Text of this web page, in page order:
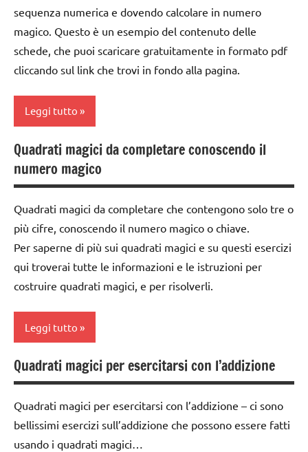
sequenza numerica e dovendo calcolare in numero
magico. Questo è un esempio del contenuto delle
schede, che puoi scaricare gratuitamente in formato pdf
cliccando sul link che trovi in fondo alla pagina.
Leggi tutto
addizione
classe
classe
3a
matematica
MATEMATICA
materiale
didattico
quadrati
magici
Quadrati magici da completare conoscendo il
numero magico
Quadrati magici da completare che contengono solo tre o
più cifre, conoscendo il numero magico o chiave.
Per saperne di più sui quadrati magici e su questi esercizi
qui troverai tutte le informazioni e le istruzioni per
costruire quadrati magici, e per risolverli.
Leggi tutto
addizione
1a
classe
Quadrati magici per esercitarsi con l’addizione
Quadrati magici per esercitarsi con l’addizione – ci sono
bellissimi esercizi sull’addizione che possono essere fatti
usando i quadrati magici…